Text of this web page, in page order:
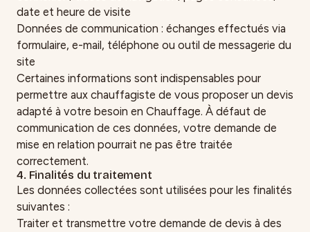
date et heure de visite
Données de communication : échanges effectués via
formulaire, e-mail, téléphone ou outil de messagerie du
site
Certaines informations sont indispensables pour
permettre aux chauffagiste de vous proposer un devis
adapté à votre besoin en Chauffage. À défaut de
communication de ces données, votre demande de
mise en relation pourrait ne pas être traitée
correctement.
4. Finalités du traitement
Les données collectées sont utilisées pour les finalités
suivantes :
Traiter et transmettre votre demande de devis à des